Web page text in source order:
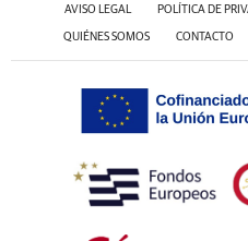
AVISO LEGAL POLÍTICA DE
QUIÉNES SOMOS CONTACTO